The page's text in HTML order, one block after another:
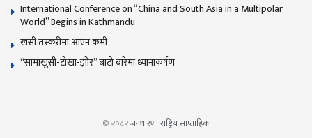
International Conference on “China and South Asia in a Multipolar
World” Begins in Kathmandu
खसी तस्करीमा आएन कमी
“सामाखुसी-टोखा-झोर” बाटो बारेमा ध्यानाकर्षण
© २०८२जनधारणा राष्ट्रिय साप्ताहिक